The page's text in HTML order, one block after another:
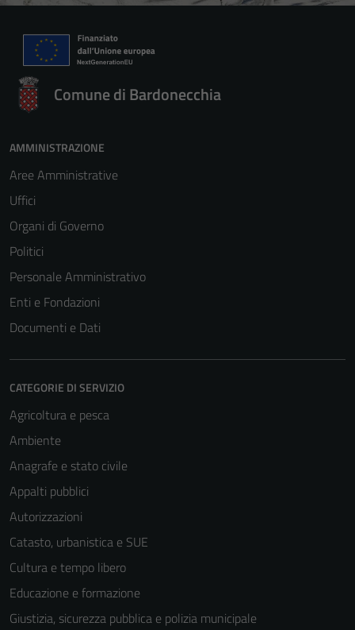
Comune di Bardonecchia
AMMINISTRAZIONE
Aree Amministrative
Uffici
Organi di Governo
Politici
Personale Amministrativo
Enti e Fondazioni
Documenti e Dati
CATEGORIE DI SERVIZIO
Agricoltura e pesca
Ambiente
Anagrafe e stato civile
Appalti pubblici
Autorizzazioni
Catasto, urbanistica e SUE
Cultura e tempo libero
Educazione e formazione
Giustizia, sicurezza pubblica e polizia municipale